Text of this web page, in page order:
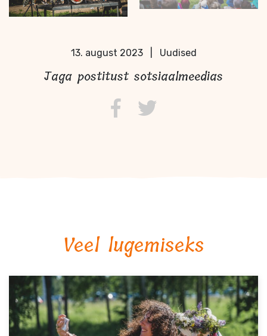
13. august 2023 Uudised
Jaga postitust sotsiaalmeedias
Veel lugemiseks